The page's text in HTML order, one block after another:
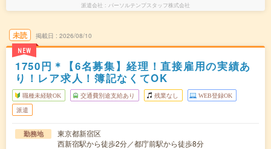
派遣会社 パーソルテンプスタッフ株式会社
未読
NEW
掲載日 2026/08/10
1750円＊【6名募集】経理！直接雇用の実績あ
り！レア求人！簿記なくてOK
職種未経験OK 交通費別途支給あり 残業なし WEB登録OK
派遣
勤務地
東京都新宿区
西新宿駅から徒歩2分／都庁前駅から徒歩8分